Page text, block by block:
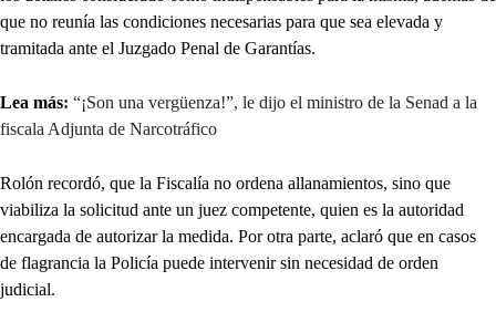
que no reunía las condiciones necesarias para que sea elevada y
tramitada ante el Juzgado Penal de Garantías.
Lea más: “¡Son una vergüenza!”, le dijo el ministro de la Senad a la
fiscala Adjunta de Narcotráfico
Rolón recordó, que la Fiscalía no ordena allanamientos, sino que
viabiliza la solicitud ante un juez competente, quien es la autoridad
encargada de autorizar la medida. Por otra parte, aclaró que en casos
de flagrancia la Policía puede intervenir sin necesidad de orden
judicial.